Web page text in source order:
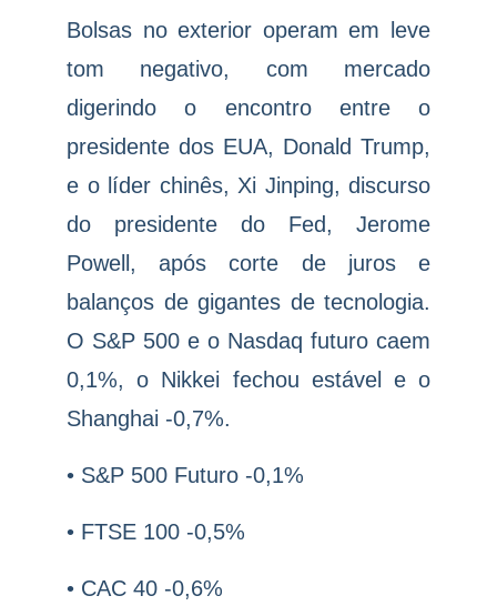
Bolsas no exterior operam em leve
tom negativo, com mercado
digerindo o encontro entre o
presidente dos EUA, Donald Trump,
e o líder chinês, Xi Jinping, discurso
do presidente do Fed, Jerome
Powell, após corte de juros e
balanços de gigantes de tecnologia.
O S&P 500 e o Nasdaq futuro caem
0,1%, o Nikkei fechou estável e o
Shanghai -0,7%.
• S&P 500 Futuro -0,1%
• FTSE 100 -0,5%
• CAC 40 -0,6%